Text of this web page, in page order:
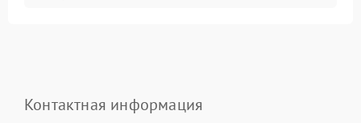
Контактная информация